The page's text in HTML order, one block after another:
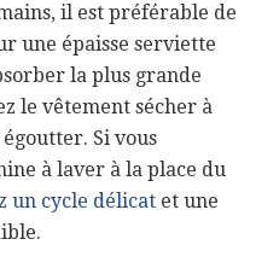
il est préférable de
une épaisse serviette
la plus grande
le vêtement sécher à
Si vous
à laver à la place du
un cycle délicat et une